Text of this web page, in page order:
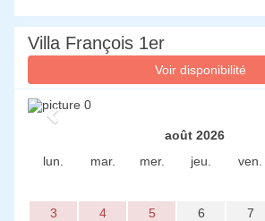
Villa François 1er
Voir disponibilité
Previous
août 2026
lun.
mar. mer. jeu. ven.
3
4 5 6 7